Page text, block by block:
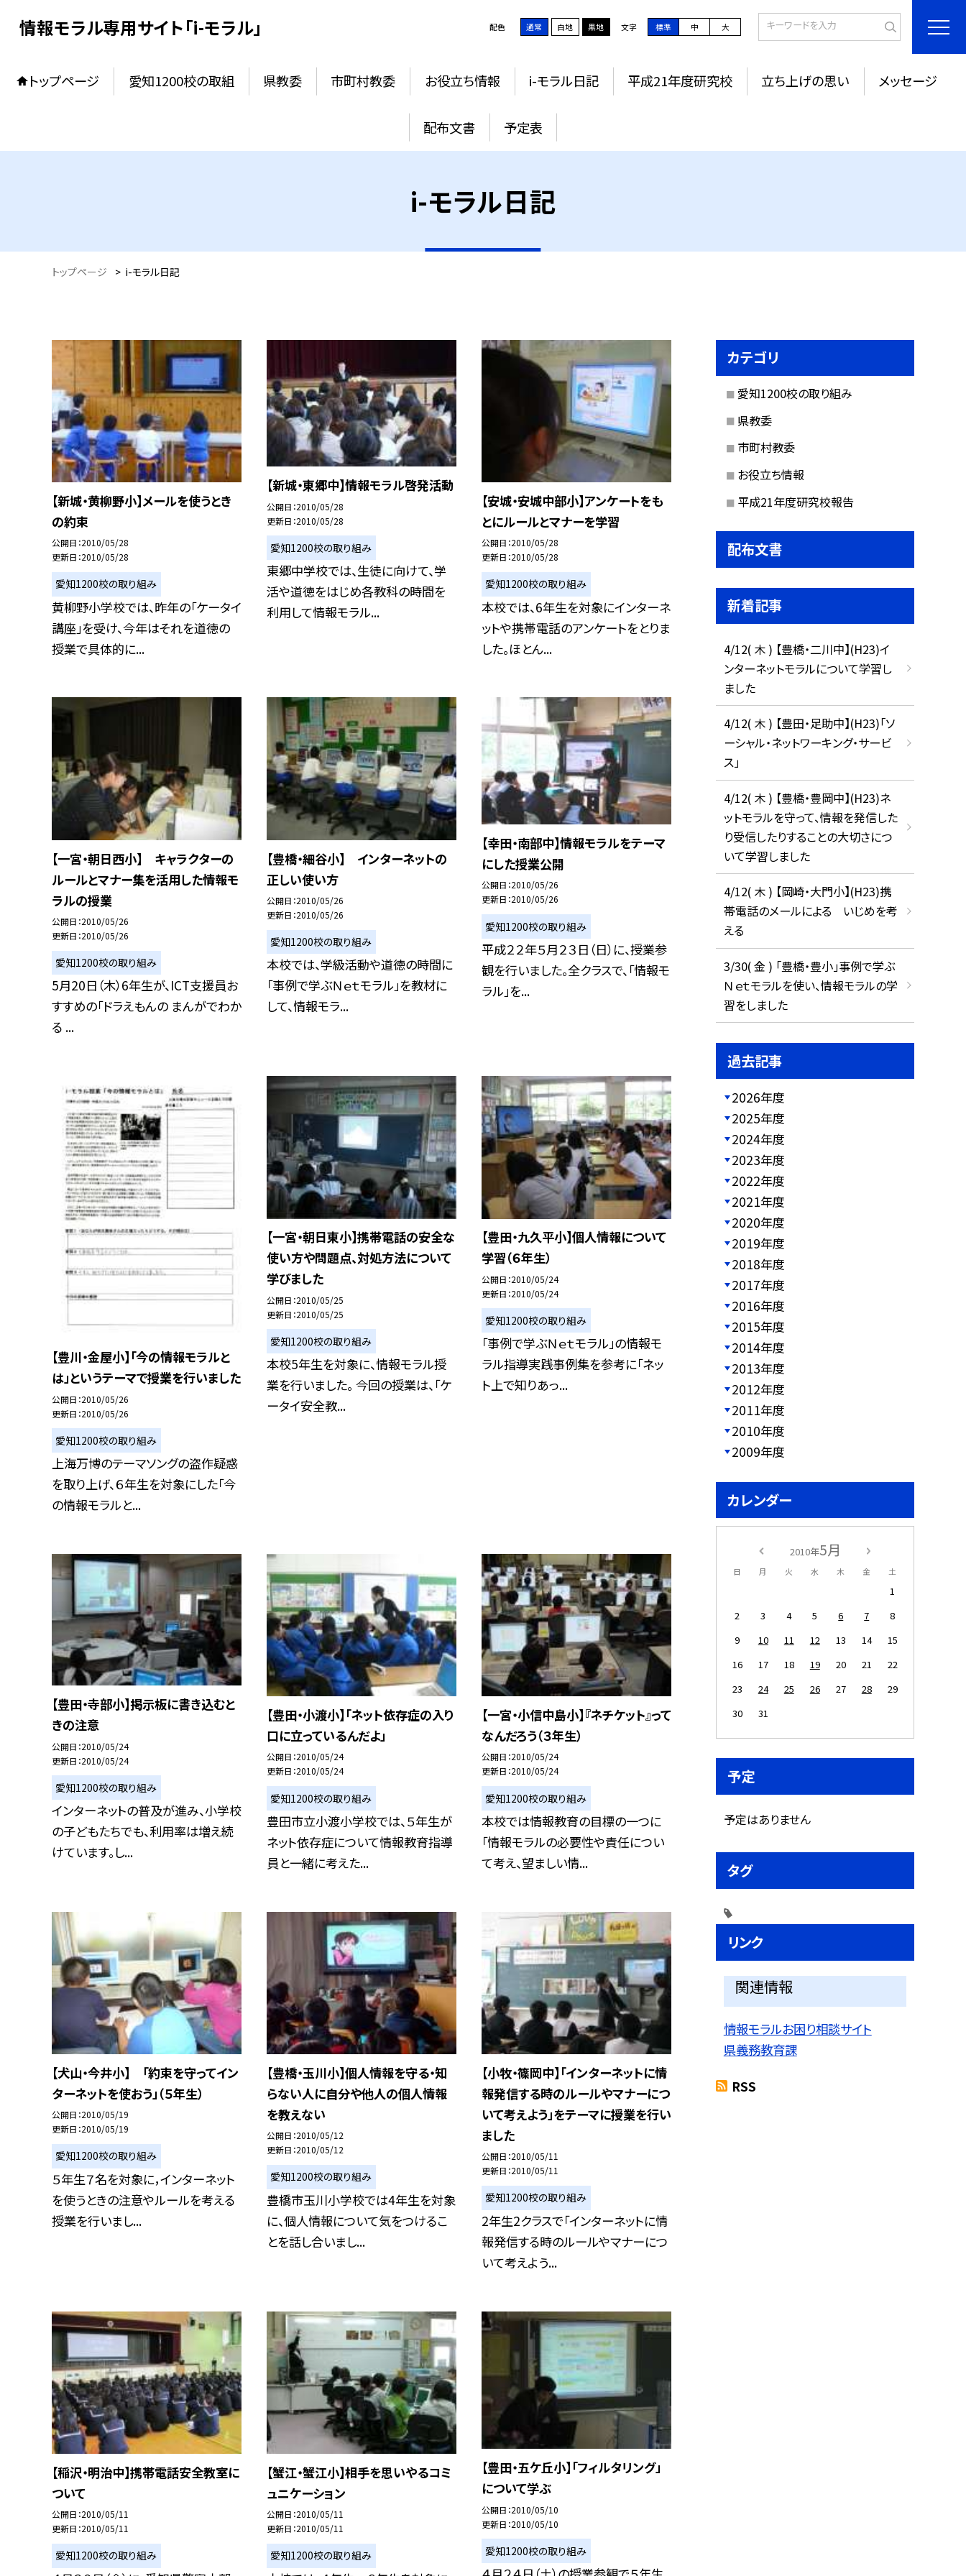
情報モラル専用サイト「i-モラル」 配色 通常 白地 黒地 文字 標準 中 大
トップページ 愛知1200校の取組 県教委 市町村教委 お役立ち情報 i-モラル日記 平成21年度研究校 立ち上げの思い メッセージ
配布文書 予定表
i-モラル日記
トップページ > i-モラル日記
【新城・黄柳野小】メールを使うとき
の約束
公開日 2010/05/28
更新日 2010/05/28
愛知1200校の取り組み
黄柳野小学校では、昨年の「ケータイ
講座」を受け、今年はそれを道徳の
授業で具体的に...
【新城・東郷中】情報モラル啓発活動
公開日 2010/05/28
更新日 2010/05/28
愛知1200校の取り組み
東郷中学校では、生徒に向けて、学
活や道徳をはじめ各教科の時間を
利用して情報モラル...
【安城・安城中部小】アンケートをも
とにルールとマナーを学習
公開日 2010/05/28
更新日 2010/05/28
愛知1200校の取り組み
本校では、6年生を対象にインターネ
ットや携帯電話のアンケートをとりま
した。ほとん...
【一宮・朝日西小】 キャラクターの
ルールとマナー集を活用した情報モ
ラルの授業
公開日 2010/05/26
更新日 2010/05/26
愛知1200校の取り組み
5月20日（木）6年生が、ICT支援員お
すすめの「ドラえもんの まんがでわか
る ...
【豊橋・細谷小】 インターネットの
正しい使い方
公開日 2010/05/26
更新日 2010/05/26
愛知1200校の取り組み
本校では、学級活動や道徳の時間に
「事例で学ぶＮｅｔモラル」を教材に
して、情報モラ...
【幸田・南部中】情報モラルをテーマ
にした授業公開
公開日 2010/05/26
更新日 2010/05/26
愛知1200校の取り組み
平成２２年５月２３日（日）に、授業参
観を行いました。全クラスで、「情報モ
ラル」を...
【豊川・金屋小】「今の情報モラルと
は」というテーマで授業を行いました
公開日 2010/05/26
更新日 2010/05/26
愛知1200校の取り組み
上海万博のテーマソングの盗作疑惑
を取り上げ、６年生を対象にした「今
の情報モラルと...
【一宮・朝日東小】携帯電話の安全な
使い方や問題点、対処方法について
学びました
公開日 2010/05/25
更新日 2010/05/25
愛知1200校の取り組み
本校5年生を対象に、情報モラル授
業を行いました。 今回の授業は、「ケ
ータイ安全教...
【豊田・九久平小】個人情報について
学習（６年生）
公開日 2010/05/24
更新日 2010/05/24
愛知1200校の取り組み
「事例で学ぶＮｅｔモラル」の情報モ
ラル指導実践事例集を参考に「ネッ
ト上で知りあっ...
【豊田・寺部小】掲示板に書き込むと
きの注意
公開日 2010/05/24
更新日 2010/05/24
愛知1200校の取り組み
インターネットの普及が進み、小学校
の子どもたちでも、利用率は増え続
けています。し...
【豊田・小渡小】「ネット依存症の入り
口に立っているんだよ」
公開日 2010/05/24
更新日 2010/05/24
愛知1200校の取り組み
豊田市立小渡小学校では、５年生が
ネット依存症について情報教育指導
員と一緒に考えた...
【一宮・小信中島小】『ネチケット』って
なんだろう（３年生）
公開日 2010/05/24
更新日 2010/05/24
愛知1200校の取り組み
本校では情報教育の目標の一つに
「情報モラルの必要性や責任につい
て考え、望ましい情...
【犬山・今井小】 「約束を守ってイン
ターネットを使おう」（５年生）
公開日 2010/05/19
更新日 2010/05/19
愛知1200校の取り組み
５年生７名を対象に，インターネット
を使うときの注意やルールを考える
授業を行いまし...
【豊橋・玉川小】個人情報を守る・知
らない人に自分や他人の個人情報
を教えない
公開日 2010/05/12
更新日 2010/05/12
愛知1200校の取り組み
豊橋市玉川小学校では4年生を対象
に、個人情報について気をつけるこ
とを話し合いまし...
【小牧・篠岡中】「インターネットに情
報発信する時のルールやマナーにつ
いて考えよう」をテーマに授業を行い
ました
公開日 2010/05/11
更新日 2010/05/11
愛知1200校の取り組み
2年生2クラスで「インターネットに情
報発信する時のルールやマナーにつ
いて考えよう...
【稲沢・明治中】携帯電話安全教室に
ついて
公開日 2010/05/11
更新日 2010/05/11
愛知1200校の取り組み
【蟹江・蟹江小】相手を思いやるコミ
ュニケーション
公開日 2010/05/11
更新日 2010/05/11
愛知1200校の取り組み
【豊田・五ケ丘小】「フィルタリング」
について学ぶ
公開日 2010/05/10
更新日 2010/05/10
愛知1200校の取り組み
カテゴリ
愛知1200校の取り組み
県教委
市町村教委
お役立ち情報
平成21年度研究校報告
配布文書
新着記事
4/12( 木 ) 【豊橋・二川中】(H23)イ
ンターネットモラルについて学習し
ました
4/12( 木 ) 【豊田・足助中】(H23)「ソ
ーシャル・ネットワーキング・サービ
ス」
4/12( 木 ) 【豊橋・豊岡中】(H23)ネ
ットモラルを守って、情報を発信した
り受信したりすることの大切さにつ
いて学習しました
4/12( 木 ) 【岡崎・大門小】(H23)携
帯電話のメールによる いじめを考
える
3/30( 金 ) 「豊橋・豊小」事例で学ぶ
Ｎｅｔモラルを使い、情報モラルの学
習をしました
過去記事
2026年度
2025年度
2024年度
2023年度
2022年度
2021年度
2020年度
2019年度
2018年度
2017年度
2016年度
2015年度
2014年度
2013年度
2012年度
2011年度
2010年度
2009年度
カレンダー
2010年5月
日 月 火 水 木 金 土
1
2
3 4 5 6 7
8
9
10 11 12 13 14
15
16
17 18 19 20 21
22
23
24 25 26 27 28
29
30
31
予定
予定はありません
タグ
リンク
関連情報
情報モラルお困り相談サイト
県義務教育課
RSS